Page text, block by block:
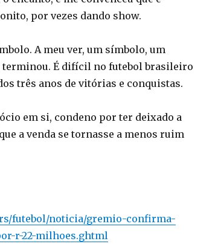
por vezes dando show.
A meu ver, um símbolo, um
terminou. É difícil no futebol brasileiro
três anos de vitórias e conquistas.
em si, condeno por ter deixado a
a venda se tornasse a menos ruim
futebol/noticia/gremio-confirma-
r-22-milhoes.ghtml